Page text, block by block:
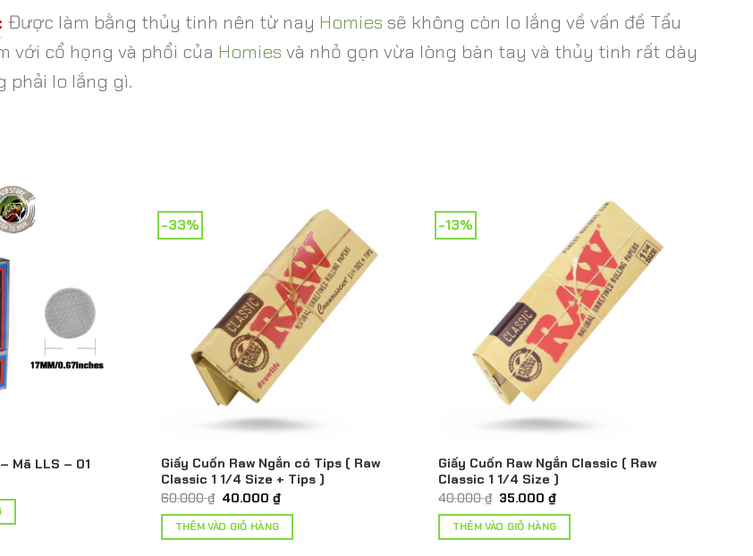
Được làm bằng thủy tinh nên từ nay Homies sẽ không còn lo lắng về vấn đề Tẩu
với cổ họng và phổi của Homies và nhỏ gọn vừa lòng bàn tay và thủy tinh rất dày
phải lo lắng gì.
Mã LLS – 01
-33%
Giấy Cuốn Raw Ngắn có Tips ( Raw
Classic 1 1/4 Size + Tips )
60.000₫ Giá
là:
60.000 ₫.
40.000₫Giá
là:
THÊM VÀO GIỎ HÀNG
-13%
Giấy Cuốn Raw Ngắn Classic ( Raw
Classic 1 1/4 Size )
40.000₫ Giá
là:
40.000 ₫.
35.000₫Giá
tại
là:
THÊM VÀO GIỎ HÀNG